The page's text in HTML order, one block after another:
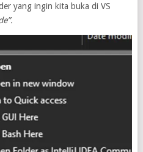
yang ingin kita buka di VS